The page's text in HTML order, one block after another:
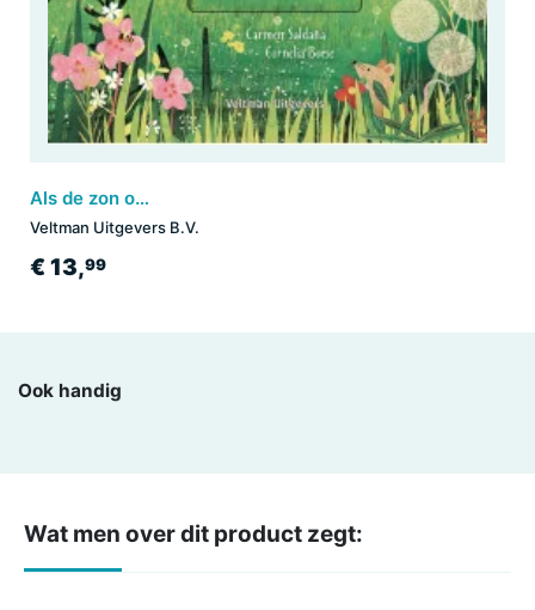
Als de zon ondergaat
Veltman Uitgevers B.V.
€ 13,99
Ook handig
Wat men over dit product zegt: